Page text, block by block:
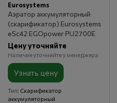
Eurosystems
Аэратор аккумуляторный
(скарификатор) Eurosystems
eSc42 EGOpower PU2700E
Цену уточняйте
Наличие уточняйте у менеджера
Узнать цену
Тип Скарификатор
аккумуляторный